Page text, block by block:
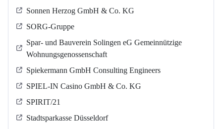
Sonnen Herzog GmbH & Co. KG
SORG-Gruppe
Spar- und Bauverein Solingen eG Gemeinnützige
Wohnungsgenossenschaft
Spiekermann GmbH Consulting Engineers
SPIEL-IN Casino GmbH & Co. KG
SPIRIT/21
Stadtsparkasse Düsseldorf